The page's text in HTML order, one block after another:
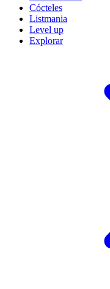
Cócteles
Listmania
Level up
Explorar